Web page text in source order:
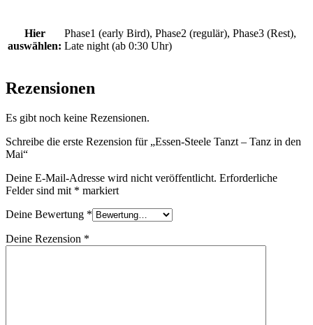
Hier
auswählen:
Phase1 (early Bird), Phase2 (regulär), Phase3 (Rest),
Late night (ab 0:30 Uhr)
Rezensionen
Es gibt noch keine Rezensionen.
Schreibe die erste Rezension für „Essen-Steele Tanzt – Tanz in den
Mai“
Deine E-Mail-Adresse wird nicht veröffentlicht. Erforderliche
Felder sind mit * markiert
Deine Bewertung *
Deine Rezension *